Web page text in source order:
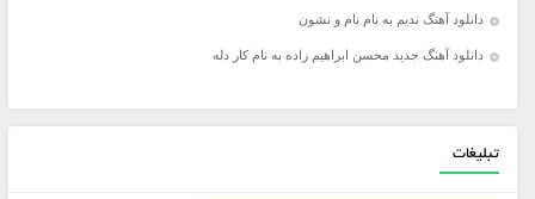
دانلود آهنگ ندیم به نام نام و نشون
دانلود آهنگ جدید محسن ابراهیم زاده به نام کار دله
تبلیغات